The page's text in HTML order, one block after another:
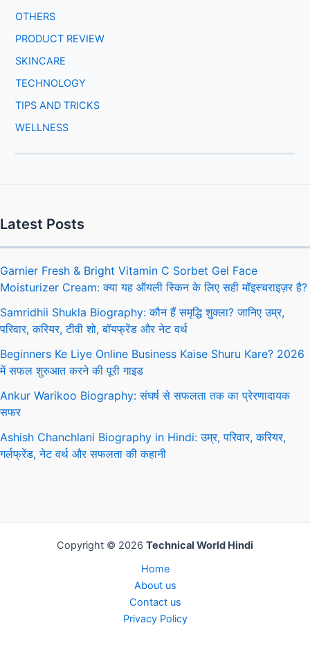
OTHERS
PRODUCT REVIEW
SKINCARE
TECHNOLOGY
TIPS AND TRICKS
WELLNESS
Latest Posts
Garnier Fresh & Bright Vitamin C Sorbet Gel Face
Moisturizer Cream: क्या यह ऑयली स्किन के लिए सही मॉइस्चराइज़र है?
Samridhii Shukla Biography: कौन हैं समृद्धि शुक्ला? जानिए उम्र,
परिवार, करियर, टीवी शो, बॉयफ्रेंड और नेट वर्थ
Beginners Ke Liye Online Business Kaise Shuru Kare? 2026
में सफल शुरुआत करने की पूरी गाइड
Ankur Warikoo Biography: संघर्ष से सफलता तक का प्रेरणादायक
सफर
Ashish Chanchlani Biography in Hindi: उम्र, परिवार, करियर,
गर्लफ्रेंड, नेट वर्थ और सफलता की कहानी
Copyright © 2026 Technical World Hindi
Home
About us
Contact us
Privacy Policy